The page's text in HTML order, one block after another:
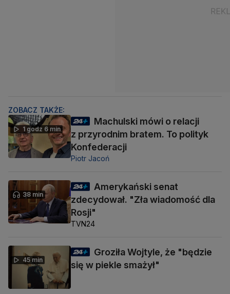
ZOBACZ TAKŻE:
1 godz 6 min
Machulski mówi o relacji
z przyrodnim bratem. To polityk
Konfederacji
Piotr Jacoń
38 min
Amerykański senat
zdecydował. "Zła wiadomość dla
Rosji"
TVN24
45 min
Groziła Wojtyle, że "będzie
się w piekle smażył"